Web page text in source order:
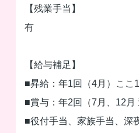
【残業手当】
有
【給与補足】
■昇給：年1回（4月）ここ
■賞与：年2回（7月、12月
■役付手当、家族手当、深